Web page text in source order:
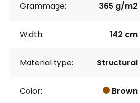
Grammage: 365 g/m2
Width: 142 cm
Material type: Structural
Color: Brown